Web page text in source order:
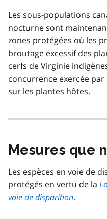
Les sous-populations
nocturne sont
zones protégées où les
broutage excessif des
cerfs de Virginie
concurrence exercée
sur les plantes hôtes.
Mesures que
Les espèces en voie de
protégés en vertu de la
voie de disparition.